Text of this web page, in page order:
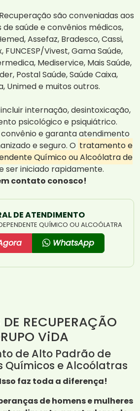
são conveniadas aos
saúde e convênios médicos,
Assefaz, Bradesco, Cassi,
FUNCESP/Vivest, Gama Saúde,
Mediservice, Mais Saúde,
Postal Saúde, Saúde Caixa,
Unimed e muitos outros.
internação, desintoxicação,
psicológico e psiquiátrico.
e garanta atendimento
e seguro. O tratamento e
Químico ou Alcoólatra de
ser iniciado rapidamente.
contato conosco!
DE ATENDIMENTO
QUÍMICO OU ALCOÓLATRA
WhatsApp
RECUPERAÇÃO
ViDA
de Alto Padrão de
Químicos e Alcoólatras
Isso faz toda a diferença!
de homens e mulheres